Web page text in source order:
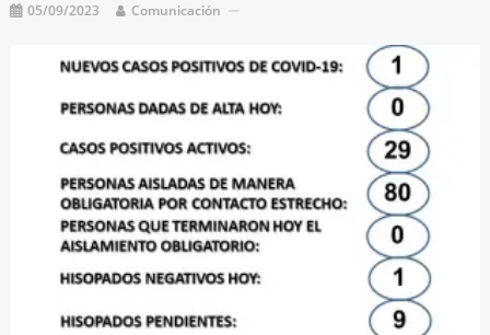
05/09/2023 Comunicación